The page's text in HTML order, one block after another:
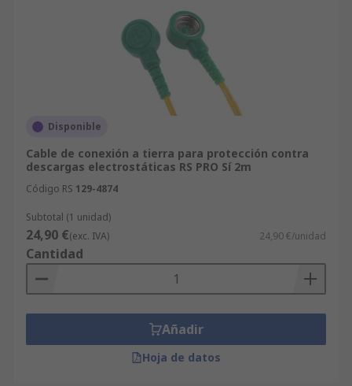
Disponible
Cable de conexión a tierra para protección contra
descargas electrostáticas RS PRO Sí 2m
Código RS 129-4874
Subtotal (1 unidad)
24,90 €(exc. IVA) 24,90 €/unidad
Cantidad
Añadir
Hoja de datos